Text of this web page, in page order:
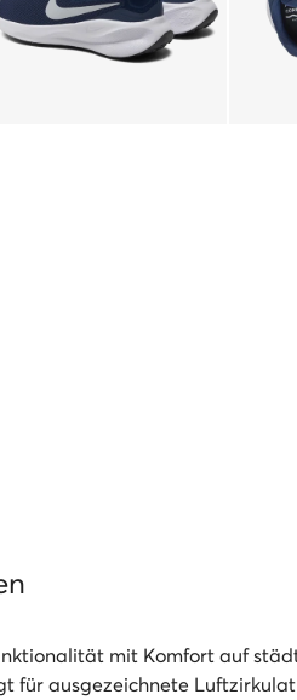
mit Komfort auf
für ausgezeichnete